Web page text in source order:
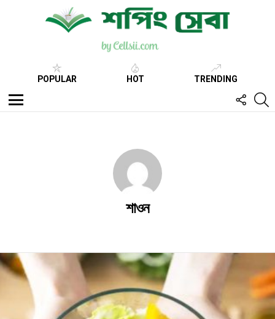
POPULAR HOT TRENDING
Menu
US
শাওন
Latest
stories